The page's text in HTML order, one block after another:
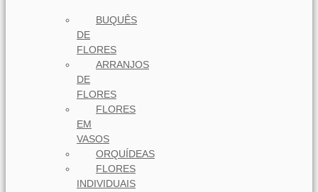
BUQUÊS
DE
FLORES
ARRANJOS
DE
FLORES
FLORES
EM
VASOS
ORQUÍDEAS
FLORES
INDIVIDUAIS